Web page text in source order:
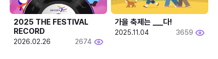
2025 THE FESTIVAL
RECORD
2026.02.26 2674
2025.11.04 3659